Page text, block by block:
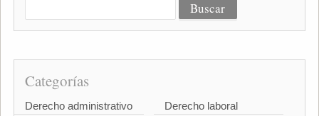
Categorías
Derecho administrativo
Derecho laboral